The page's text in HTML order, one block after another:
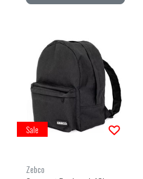
Sale
Zebco